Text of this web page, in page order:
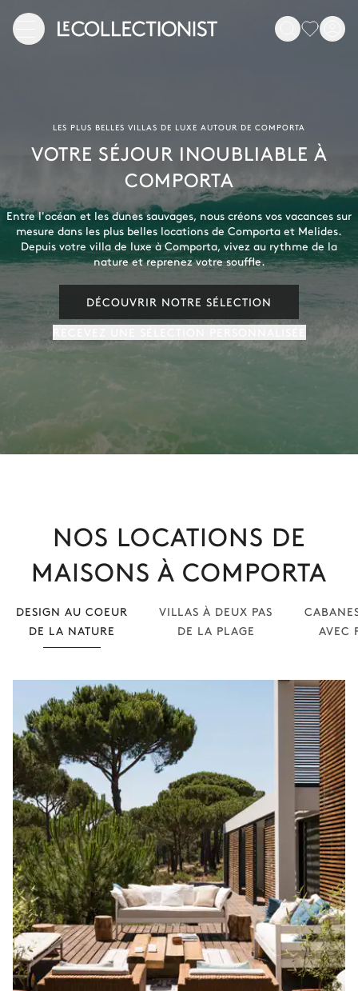
LES PLUS BELLES VILLAS DE LUXE AUTOUR DE COMPORTA
VOTRE SÉJOUR INOUBLIABLE À
COMPORTA
Entre l'océan et les dunes sauvages, nous créons vos vacances sur
mesure dans les plus belles locations de Comporta et Melides.
Depuis votre villa de luxe à Comporta, vivez au rythme de la
nature et reprenez votre souffle.
DÉCOUVRIR NOTRE SÉLECTION
NOS LOCATIONS DE
MAISONS À COMPORTA
DESIGN AU COEUR
DE LA NATURE
VILLAS À DEUX PAS
DE LA PLAGE
AVEC